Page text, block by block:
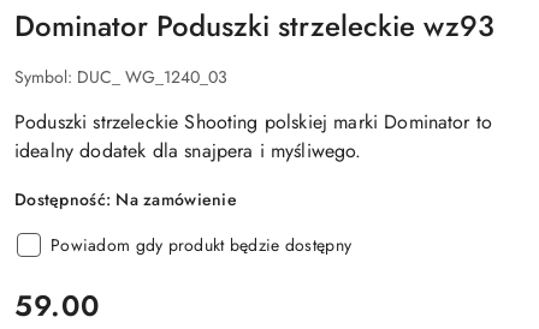
Dominator Poduszki strzeleckie wz93
Symbol: DUC_ WG_1240_03
Poduszki strzeleckie Shooting polskiej marki Dominator to
idealny dodatek dla snajpera i myśliwego.
Dostępność: Na zamówienie
Powiadom gdy produkt będzie dostępny
cena:
59.00